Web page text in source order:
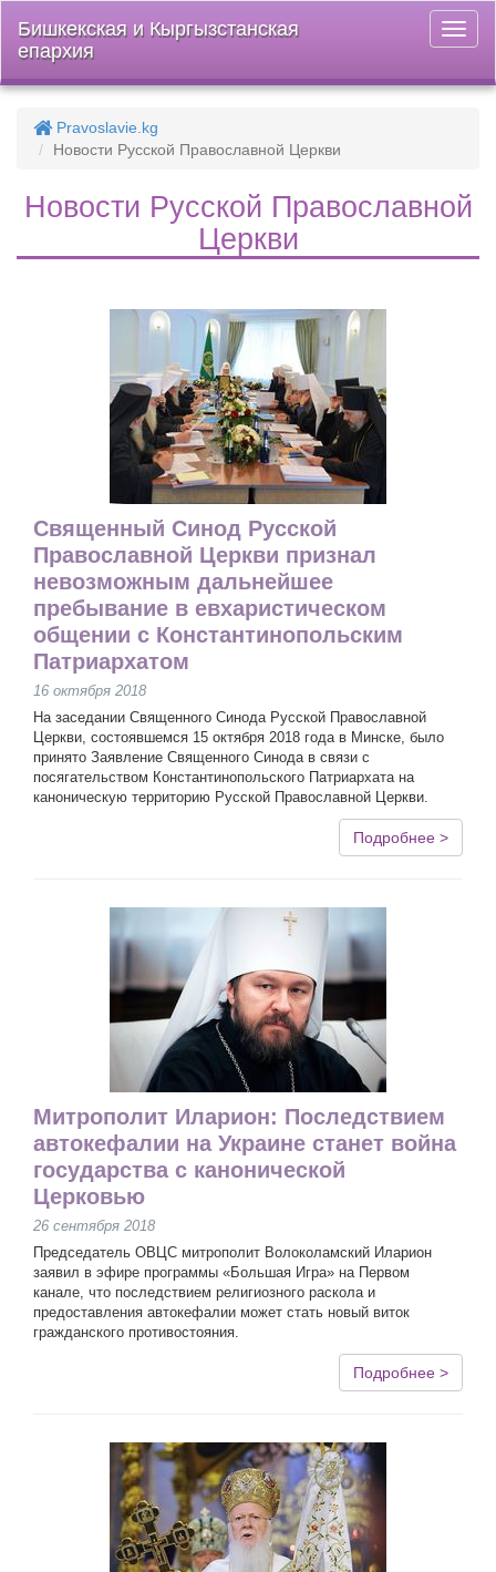
меню
Бишкекская и Кыргызстанская
епархия
Pravoslavie.kg
Новости Русской Православной Церкви
Новости Русской Православной
Церкви
Священный Синод Русской
Православной Церкви признал
невозможным дальнейшее
пребывание в евхаристическом
общении с Константинопольским
Патриархатом
16 октября 2018
На заседании Священного Синода Русской Православной
Церкви, состоявшемся 15 октября 2018 года в Минске, было
принято Заявление Священного Синода в связи с
посягательством Константинопольского Патриархата на
каноническую территорию Русской Православной Церкви.
Подробнее >
Митрополит Иларион: Последствием
автокефалии на Украине станет война
государства с канонической
Церковью
26 сентября 2018
Председатель ОВЦС митрополит Волоколамский Иларион
заявил в эфире программы «Большая Игра» на Первом
канале, что последствием религиозного раскола и
предоставления автокефалии может стать новый виток
гражданского противостояния.
Подробнее >